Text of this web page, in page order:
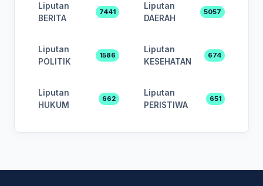
Liputan
BERITA
7441
Liputan
DAERAH
5057
Liputan
POLITIK
1586
Liputan
KESEHATAN
674
Liputan
HUKUM
662
Liputan
PERISTIWA
651